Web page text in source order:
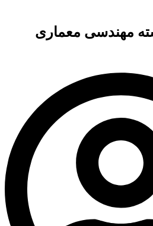
مهندسی معماری